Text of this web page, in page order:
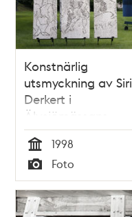
Konstnärlig
utsmyckning av Siri
Derkert i
Älvsjömässans
parkområde.
Utsmyckningen
utplacerades 1972
Tid
1998
Typ
Foto